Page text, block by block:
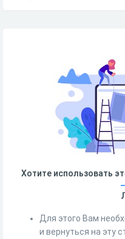
Хотите использовать
Для этого Вам
и вернуться на эту